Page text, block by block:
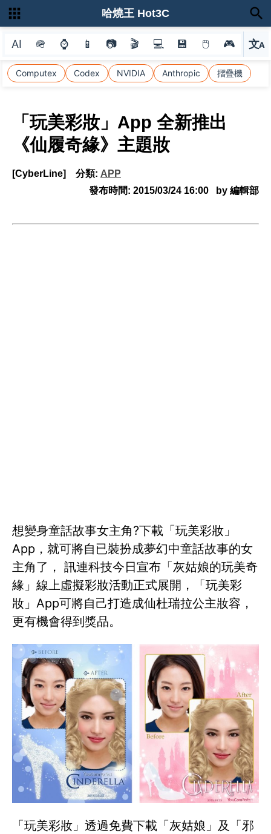
AI 🪖 ⌚ 📱 📷 🎬 💻 💾 🖱 🎮 文A
選
Computex Codex NVIDIA Anthropic 摺疊機
哈燒王 Hot3C
「玩美彩妝」App 全新推出
《仙履奇緣》主題妝
[CyberLine] 分類: APP
發布時間: 2015/03/24 16:00 by 編輯部
想變身童話故事女主角?下載「玩美彩妝」
App，就可將自已裝扮成夢幻中童話故事的女
主角了， 訊連科技今日宣布「灰姑娘的玩美奇
緣」線上虛擬彩妝活動正式展開，「玩美彩
妝」App可將自己打造成仙杜瑞拉公主妝容，
更有機會得到獎品。
「玩美彩妝」透過免費下載「灰姑娘」及「邪